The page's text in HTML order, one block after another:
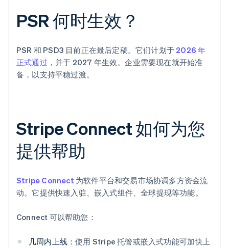
PSR 何时生效？
PSR 和 PSD3 目前正在最后定稿。它们计划于 2026 年
正式通过 ，并于 2027 年生效。企业需要现在就开始准
备，以支持平稳过渡。
Stripe Connect 如何为您
提供帮助
Stripe Connect 为软件平台和交易市场协调多方资金流
动。它提供快速入驻、嵌入式组件、全球提现等功能。
Connect 可以帮助您：
几周内上线：使用 Stripe 托管或嵌入式功能可加快上